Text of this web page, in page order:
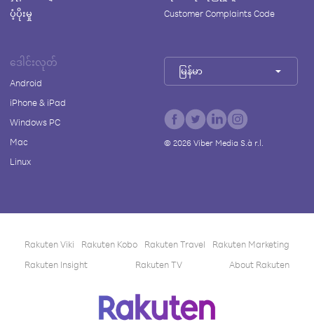
ပံ့ပိုးမှု
Customer Complaints Code
ဒေါင်းလုတ်
Android
iPhone & iPad
Windows PC
Mac
Linux
မြန်မာ
© 2026Viber Media S.à r.l.
Rakuten Viki Rakuten Kobo Rakuten Travel
Rakuten Marketing
Rakuten Insight
Rakuten TV About Rakuten